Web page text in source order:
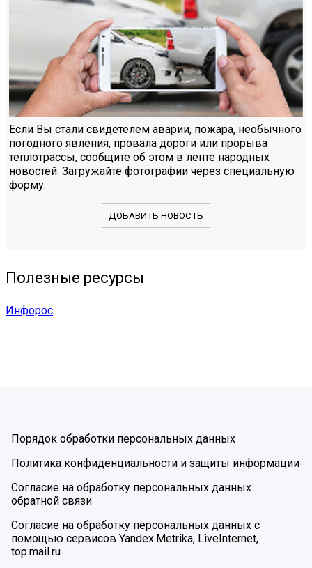
Если Вы стали свидетелем аварии, пожара, необычного
погодного явления, провала дороги или прорыва
теплотрассы, сообщите об этом в ленте народных
новостей. Загружайте фотографии через специальную
форму.
ДОБАВИТЬ НОВОСТЬ
Полезные ресурсы
Инфорос
Порядок обработки персональных данных
Политика конфиденциальности и защиты информации
Согласие на обработку персональных данных
обратной связи
Согласие на обработку персональных данных с
помощью сервисов Yandex.Metrika, LiveInternet,
top.mail.ru